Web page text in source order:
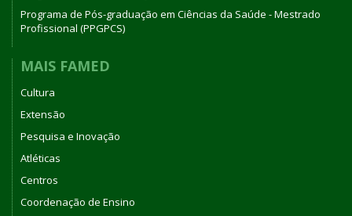
Programa de Pós-graduação em Ciências da Saúde - Mestrado
Profissional (PPGPCS)
MAIS FAMED
Cultura
Extensão
Pesquisa e Inovação
Atléticas
Centros
Coordenação de Ensino